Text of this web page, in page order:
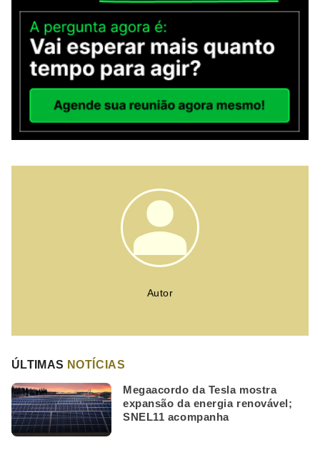
Autor
ÚLTIMAS NOTÍCIAS
Megaacordo da Tesla mostra
expansão da energia renovável;
SNEL11 acompanha